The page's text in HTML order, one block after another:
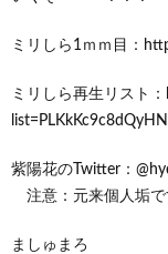
ミリしら1ｍｍ目：
ミリしら再生リスト
紫陽花のTwitter：
注意：元来個人垢で
ましゅまろ